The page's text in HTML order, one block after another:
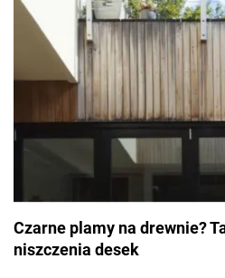
Czarne plamy na drewnie?
niszczenia desek